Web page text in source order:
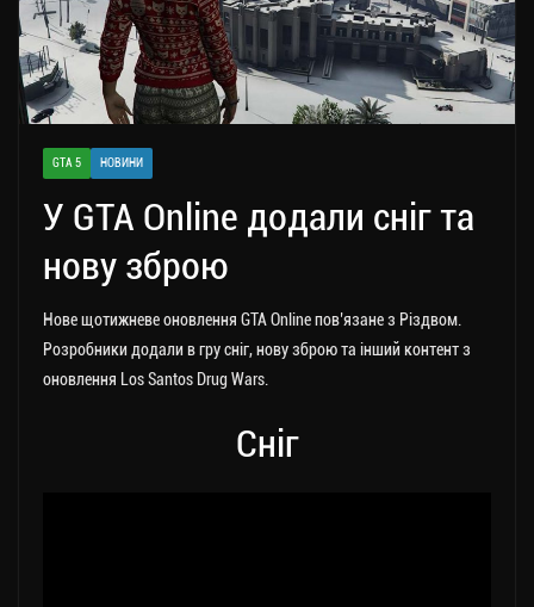
GTA 5 НОВИНИ
У GTA Online додали сніг та
нову зброю
Нове щотижневе оновлення GTA Online пов’язане з Різдвом.
Розробники додали в гру сніг, нову зброю та інший контент з
оновлення Los Santos Drug Wars.
Сніг